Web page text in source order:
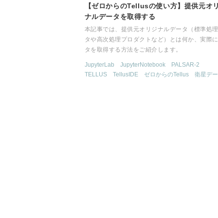
【ゼロからのTellusの使い方】提供元オ
ナルデータを取得する
本記事では、提供元オリジナルデータ（標準処
タや高次処理プロダクトなど）とは何か、実際
タを取得する方法をご紹介します。
JupyterLab JupyterNotebook
PALSAR-2
TELLUS
TellusIDE ゼロからのTellus 衛星デ